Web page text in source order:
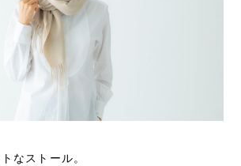
なストール。